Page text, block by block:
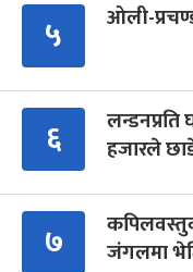
५ ओली-
६
हजारले
७
जंगलमा